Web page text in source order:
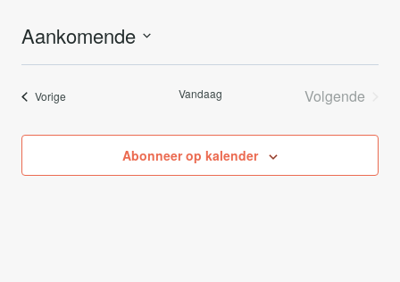
Aankomende
Selecteer
datum.
Vorige Vandaag
Volgende
Abonneer op kalender